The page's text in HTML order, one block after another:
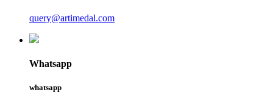
query@artimedal.com
Whatsapp
whatsapp